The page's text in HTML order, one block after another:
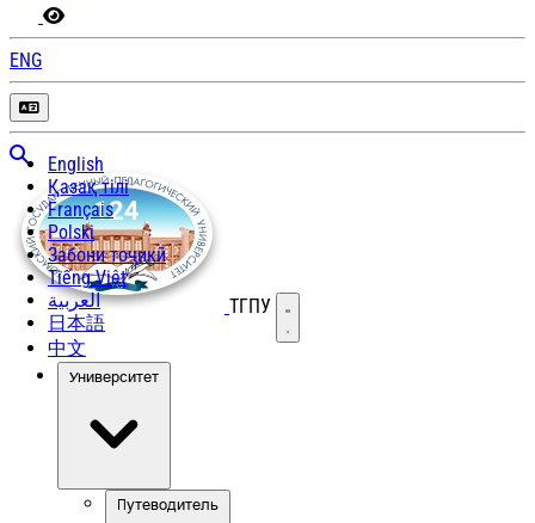
ENG
English
Қазақ тілі
Français
Polski
Забони тоҷикӣ
Tiếng Việt
العربية
日本語
中文
ТГПУ Открыть меню
Университет
Путеводитель